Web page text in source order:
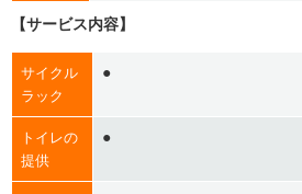
【サービス内容】
サイクル
ラック
●
トイレの
提供
●